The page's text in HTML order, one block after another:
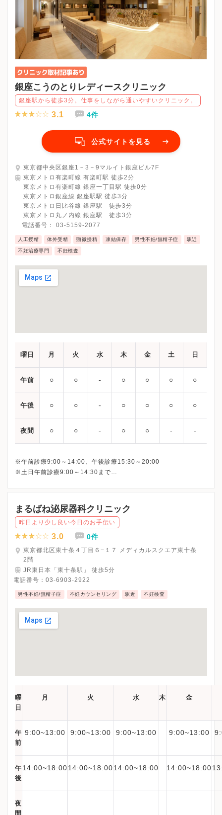
銀座こうのとりレディースクリニック
銀座駅から徒歩3分。仕事をしながら通いやすいクリニック。
3.1 4件
公式サイトを見る
東京都中央区銀座1－3－9マルイト銀座ビル7F
東京メトロ有楽町線 有楽町駅 徒歩2分
東京メトロ有楽町線 銀座一丁目駅 徒歩0分
東京メトロ銀座線 銀座駅駅 徒歩3分
東京メトロ日比谷線 銀座駅 徒歩3分
東京メトロ丸ノ内線 銀座駅 徒歩3分
電話番号： 03-5159-2077
人工授精 体外受精 顕微授精 凍結保存 男性不妊/無精子症 駅近
不妊治療専門 不妊検査
曜日 月 火 水 木 金 土 日
午前 ○ ○ ‐ ○ ○ ○ ○
午後 ○ ○ ‐ ○ ○ ○ ○
夜間 ○ ○ ‐ ○ ○ ‐ ‐
※午前診療9:00～14:00、午後診療15:30～20:00
※土日午前診療9:00～14:30まで
平日午後：19:30
土日： 14:00
まるばね泌尿器科クリニック
昨日より少し良い今日のお手伝い
3.0 0件
東京都北区東十条４丁目６−１７ メディカルスクエア東十条
2階
JR東日本「東十条駅」 徒歩5分
電話番号： 03-6903-2922
男性不妊/無精子症 不妊カウンセリング 駅近 不妊検査
曜
日
月 火 水 木 金
午
前
9:00~13:00 9:00~13:00 9:00~13:00 9:00~13:00
午
後
14:00~18:0014:00~18:0014:00~18:00 14:00~18:00
夜
間